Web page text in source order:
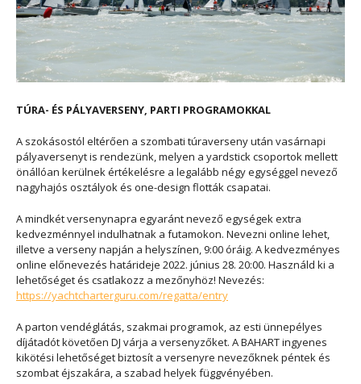
TÚRA- ÉS PÁLYAVERSENY, PARTI PROGRAMOKKAL
A szokásostól eltérően a szombati túraverseny után vasárnapi
pályaversenyt is rendezünk, melyen a yardstick csoportok mellett
önállóan kerülnek értékelésre a legalább négy egységgel nevező
nagyhajós osztályok és one-design flották csapatai.
A mindkét versenynapra egyaránt nevező egységek extra
kedvezménnyel indulhatnak a futamokon. Nevezni online lehet,
illetve a verseny napján a helyszínen, 9:00 óráig. A kedvezményes
online előnevezés határideje 2022. június 28. 20:00. Használd ki a
lehetőséget és csatlakozz a mezőnyhöz! Nevezés:
https://yachtcharterguru.com/regatta/entry
A parton vendéglátás, szakmai programok, az esti ünnepélyes
díjátadót követően DJ várja a versenyzőket. A BAHART ingyenes
kikötési lehetőséget biztosít a versenyre nevezőknek péntek és
szombat éjszakára, a szabad helyek függvényében.